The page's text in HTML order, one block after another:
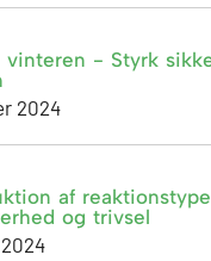
vinteren - Styrk
2024
af
og trivsel